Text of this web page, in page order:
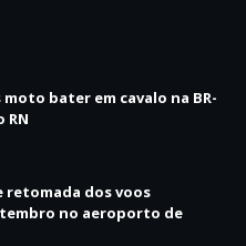
moto bater em cavalo na BR-
RN
dos voos
no aeroporto de